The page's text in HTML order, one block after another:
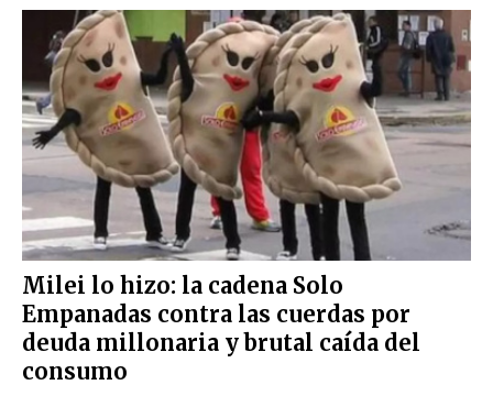
Milei lo hizo: la cadena Solo
Empanadas contra las cuerdas por
deuda millonaria y brutal caída del
consumo